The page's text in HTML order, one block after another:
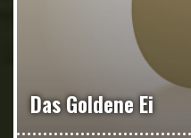
Das Goldene Ei